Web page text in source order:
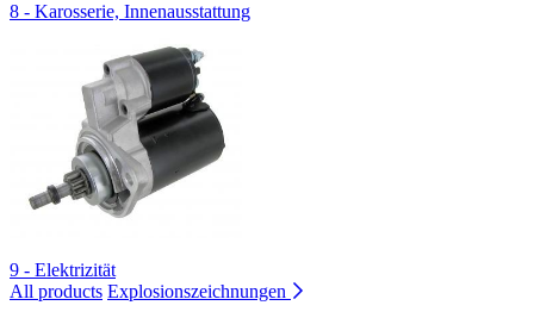
8 - Karosserie, Innenausstattung
9 - Elektrizität
All products Explosionszeichnungen